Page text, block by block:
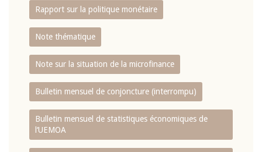
Rapport sur la politique monétaire
Note thématique
Note sur la situation de la microfinance
Bulletin mensuel de conjoncture (interrompu)
Bulletin mensuel de statistiques économiques de
l‘UEMOA